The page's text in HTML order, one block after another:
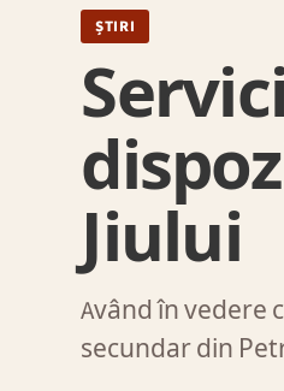
ȘTIRI
Jiului
Având în vedere
secundar din